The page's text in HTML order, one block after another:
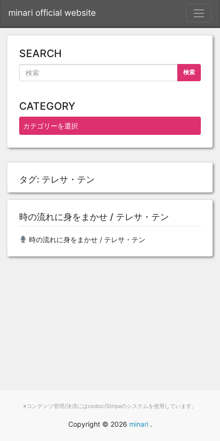
minari official website
タグ: テレサ・テン
時の流れに身をまかせ / テレサ・テン
時の流れに身をまかせ / テレサ・テン
SEARCH
検索
CATEGORY
※コンテンツ管理/決済にはcodoc/Stripeのシステムを使用しています。
Copyright © 2026 minari.